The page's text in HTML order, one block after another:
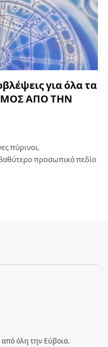
για όλα τα
ΑΠΟ ΤΗΝ
πύρινοι,
προσωπικό πεδίο
όλη την Εύβοια.